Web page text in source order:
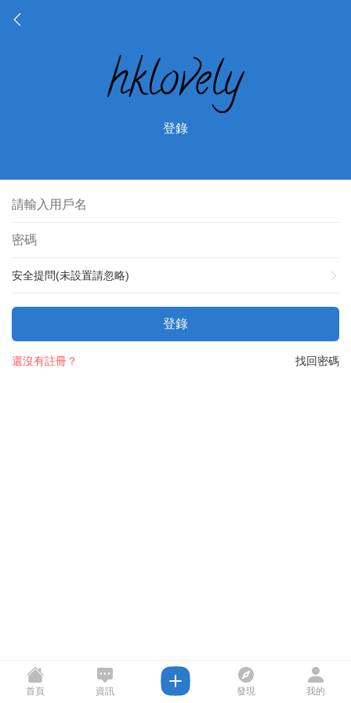
登錄
安全提問(未設置請忽略)
登錄
找回密碼
還沒有註冊？
首頁 資訊 發現 我的